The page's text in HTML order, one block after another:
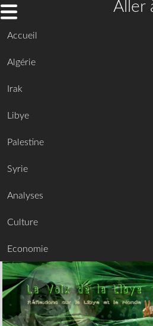
Aller
Accueil
Algérie
Irak
Libye
Palestine
Syrie
Analyses
Culture
Economie